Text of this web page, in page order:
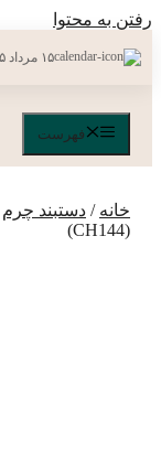
رفتن به محتوا
۱۵ مرداد ۱۴۰۵
فهرست
خانه / دستبند چرم
(CH144)